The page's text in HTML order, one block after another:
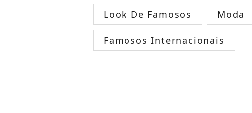
Look De Famosos Moda
Famosos Internacionais